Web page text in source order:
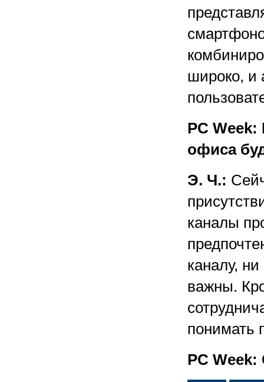
широко, и
PC Week:
офиса
Э. Ч.:
каналы
каналу,
важны.
понимать
PC Week: